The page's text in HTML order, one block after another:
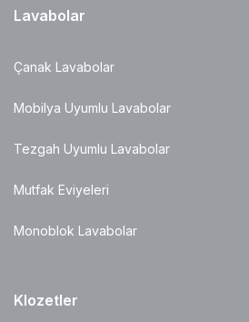
Lavabolar
Çanak Lavabolar
Mobilya Uyumlu Lavabolar
Tezgah Uyumlu Lavabolar
Mutfak Eviyeleri
Monoblok Lavabolar
Klozetler